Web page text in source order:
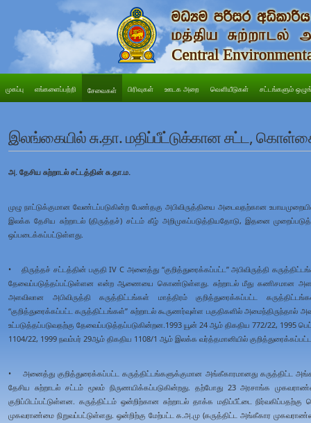
முகப்பு எங்களைப்பற்றி சேவைகள் பிரிவுகள் ஊடக அறை வெளியீடுகள் சட்டங்களும்
இலங்கையில் சு.தா. மதிப்பீட்டுக்கான சட்ட,
அ. தேசிய சுற்றாடல் சட்டத்தின் சு.தா.ம.
முழு நாட்டுக்குமான வேண்டப்படுகின்ற பேண்தகு அபிவிருத்தியை அடைவதற்கான
இலக்க தேசிய சுற்றாடல் (திருத்தச்) சட்டம் கீழ் அறிமுகப்படுத்தியதோடு, இதனை
ஒப்படைக்கப்பட்டுள்ளது.
• திருத்தச் சட்டத்தின் பகுதி IV C அனைத்து “குறித்துரைக்கப்பட்ட” அபிவிருத்தி
தேவைப்படுத்தப்பட்டுள்ளன என்ற ஆணையை கொண்டுள்ளது. சுற்றாடல் மீது கணிசமான
அளவிலான அபிவிருத்தி கருத்திட்டங்கள் மாத்திரம் குறித்துரைக்கப்பட்ட
“குறித்துரைக்கப்பட்ட கருத்திட்டங்கள்” சுற்றாடல் கூருணர்வுள்ள பகுதிகளில்
உட்படுத்தப்படுவதற்கு தேவைப்படுத்தப்படுகின்றன.1993 யூன் 24 ஆம் திகதிய 772/22, 1995
1104/22, 1999 நவம்பர் 29ஆம் திகதிய 1108/1 ஆம் இலக்க வர்த்தமானியில்
• அனைத்து குறித்துரைக்கப்பட்ட கருத்திட்டங்களுக்குமான அங்கீகாரமானது கருத்திட்ட
தேசிய சுற்றாடல் சட்டம் மூலம் நிருணயிக்கப்படுகின்றது. தற்போது 23 அரசாங்க
குறிப்பிடப்பட்டுள்ளன. கருத்திட்டம் ஒன்றிற்கான சுற்றாடல் தாக்க மதிப்பீட்டை
முகவராண்மை நிறுவப்பட்டுள்ளது. ஒன்றிற்கு மேற்பட்ட க.அ.மு (கருத்திட்ட அங்கீகார